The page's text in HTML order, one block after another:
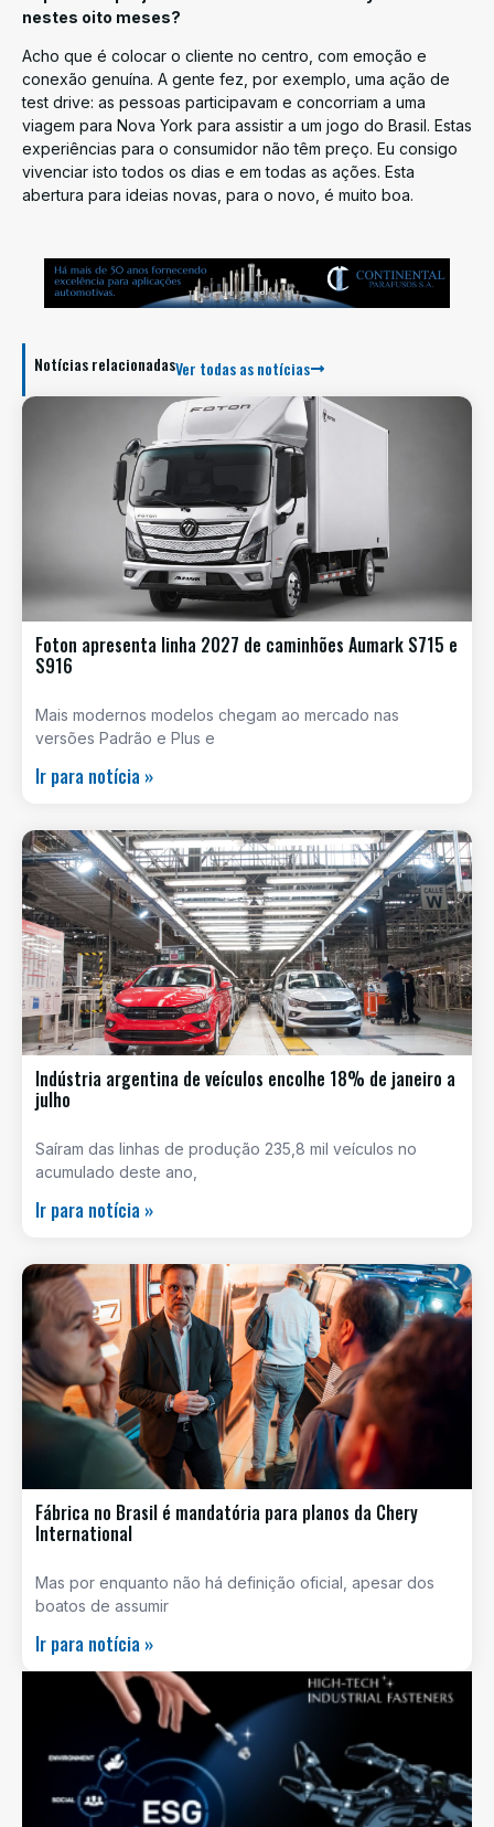
nestes oito meses?
Acho que é colocar o cliente no centro, com emoção e
conexão genuína. A gente fez, por exemplo, uma ação de
test drive: as pessoas participavam e concorriam a uma
viagem para Nova York para assistir a um jogo do Brasil. Estas
experiências para o consumidor não têm preço. Eu consigo
vivenciar isto todos os dias e em todas as ações. Esta
abertura para ideias novas, para o novo, é muito boa.
Notícias relacionadasVer todas as notícias
Foton apresenta linha 2027 de caminhões Aumark S715 e
S916
Mais modernos modelos chegam ao mercado nas
versões Padrão e Plus e
Ir para notícia »
Indústria argentina de veículos encolhe 18% de janeiro a
julho
Saíram das linhas de produção 235,8 mil veículos no
acumulado deste ano,
Ir para notícia »
Fábrica no Brasil é mandatória para planos da Chery
International
Mas por enquanto não há definição oficial, apesar dos
boatos de assumir
Ir para notícia »